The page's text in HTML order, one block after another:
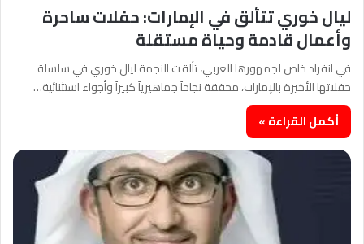
ليال خوري تتألق في الإمارات: حفلات ساحرة
وأعمال قادمة وحياة مستقلة
في انفراد خاص لجمهورها العربي، تألقت النجمة ليال خوري في سلسلة
حفلاتها الأخيرة بالإمارات، محققة نجاحاً جماهيرياً كبيراً وأجواء استثنائية…
أكمل القراءة »